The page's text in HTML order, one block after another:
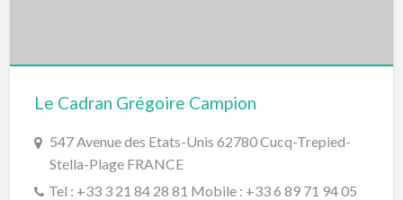
Le Cadran Grégoire Campion
547 Avenue des Etats-Unis 62780 Cucq-Trepied-
Stella-Plage FRANCE
Tel : +33 3 21 84 28 81 Mobile : +33 6 89 71 94 05